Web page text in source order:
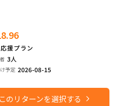
援プラン
3人
予定 2026-08-15
このリターンを選択する